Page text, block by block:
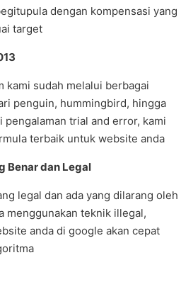
dengan kompensasi yang
target
kami sudah melalui berbagai
penguin, hummingbird, hingga
trial and error, kami
terbaik untuk website anda
Benar dan Legal
legal dan ada yang dilarang oleh
menggunakan teknik illegal,
anda di google akan cepat